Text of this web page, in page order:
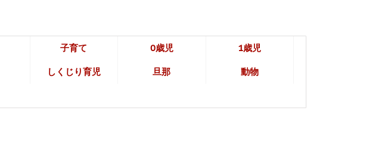
子育て 0歳児 1歳児
しくじり育児 旦那 動物